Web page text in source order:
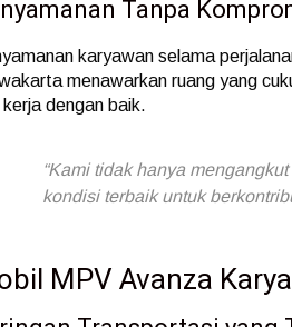
Tanpa
karyawan selama
menawarkan ruang yang
kerja dengan baik.
“Kami tidak hanya
kondisi terbaik untuk
MPV Avanza